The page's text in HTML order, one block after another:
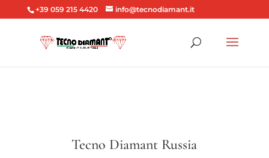
+39 059 215 4420 info@tecnodiamant.it
Tecno Diamant Russia